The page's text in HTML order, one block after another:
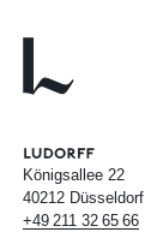
Königsallee 22
40212 Düsseldorf
+49 211 32 65 66